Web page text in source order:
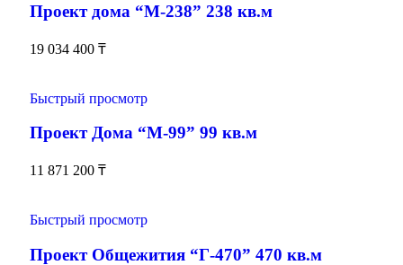
Проект дома “М-238” 238 кв.м
19 034 400 ₸
Быстрый просмотр
Проект Дома “М-99” 99 кв.м
11 871 200 ₸
Быстрый просмотр
Проект Общежития “Г-470” 470 кв.м